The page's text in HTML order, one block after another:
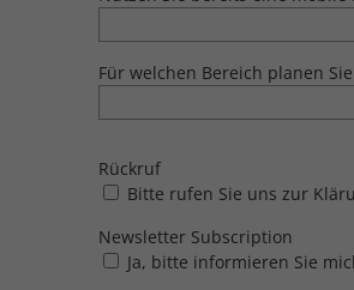
Für welchen Bereich planen
Rückruf
Bitte rufen Sie uns zur
Newsletter Subscription
Ja, bitte informieren Sie